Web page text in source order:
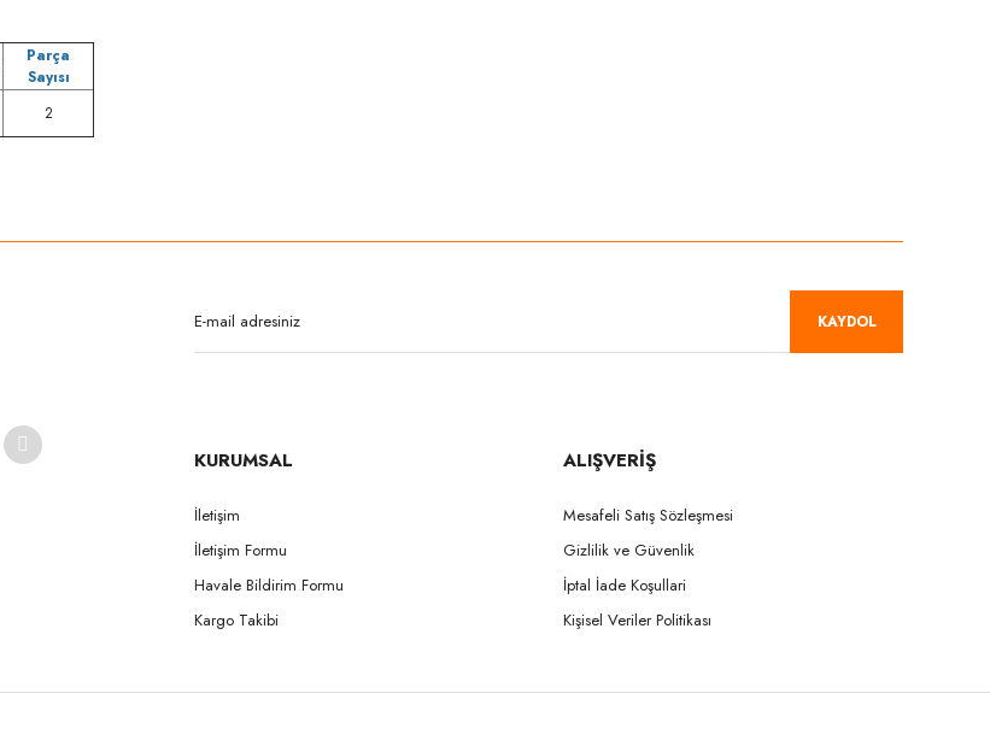
Parça
Sayısı
2
KAYDOL
KURUMSAL
İletişim
İletişim Formu
Havale Bildirim Formu
Kargo Takibi
ALIŞVERİŞ
Mesafeli Satış Sözleşmesi
Gizlilik ve Güvenlik
İptal İade Koşullari
Kişisel Veriler Politikası